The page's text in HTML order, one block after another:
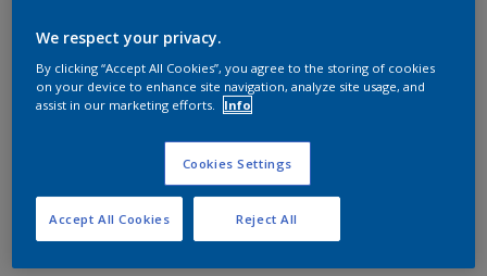
We respect your privacy.
By clicking “Accept All Cookies”, you agree to the storing of cookies
on your device to enhance site navigation, analyze site usage, and
assist in our marketing efforts.
Info
Cookies Settings
Reject All
Accept All Cookies